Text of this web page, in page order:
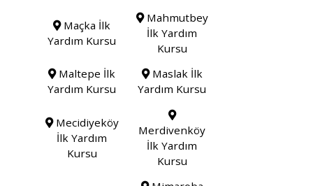
Maçka İlk
Yardım Kursu
Mahmutbey
İlk Yardım
Kursu
Maltepe İlk
Yardım Kursu
Maslak İlk
Yardım Kursu
Mecidiyeköy
İlk Yardım
Kursu
Merdivenköy
İlk Yardım
Kursu